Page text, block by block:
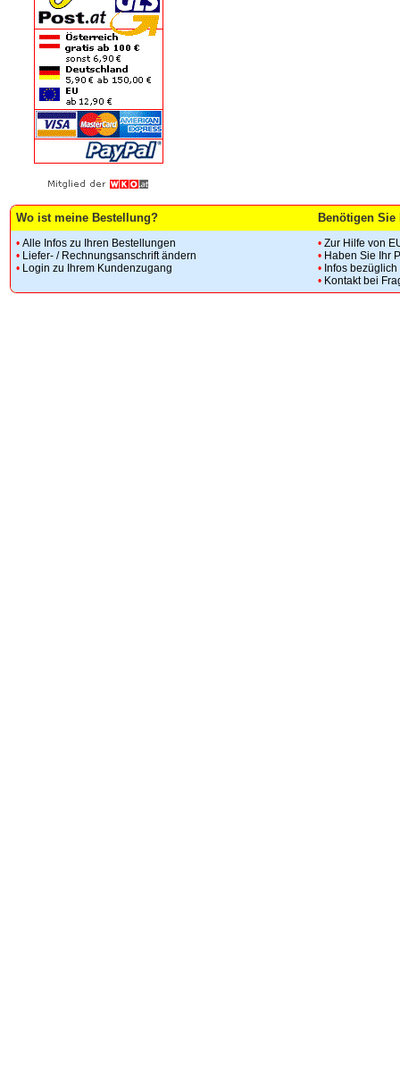
Wo ist meine Bestellung? Benötigen Sie
• Alle Infos zu Ihren Bestellungen
• Liefer- / Rechnungsanschrift ändern
• Login zu Ihrem Kundenzugang
• Zur Hilfe von
• Haben Sie Ihr
• Infos
• Kontakt bei